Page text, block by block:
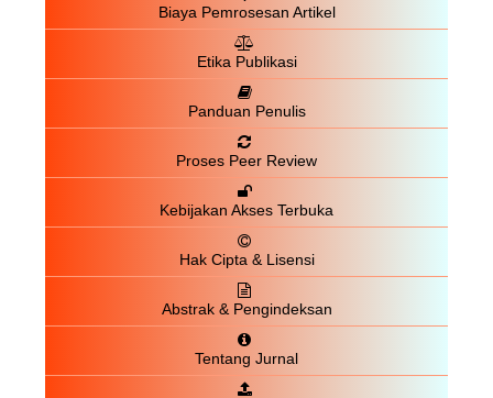
Biaya Pemrosesan Artikel
Etika Publikasi
Panduan Penulis
Proses Peer Review
Kebijakan Akses Terbuka
Hak Cipta & Lisensi
Abstrak & Pengindeksan
Tentang Jurnal